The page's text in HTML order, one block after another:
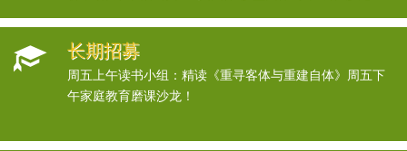
长期招募
周五上午读书小组：精读《重寻客体与重建自体》周五下
午家庭教育磨课沙龙！